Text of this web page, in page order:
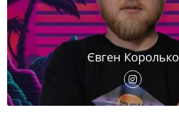
Євген Королько